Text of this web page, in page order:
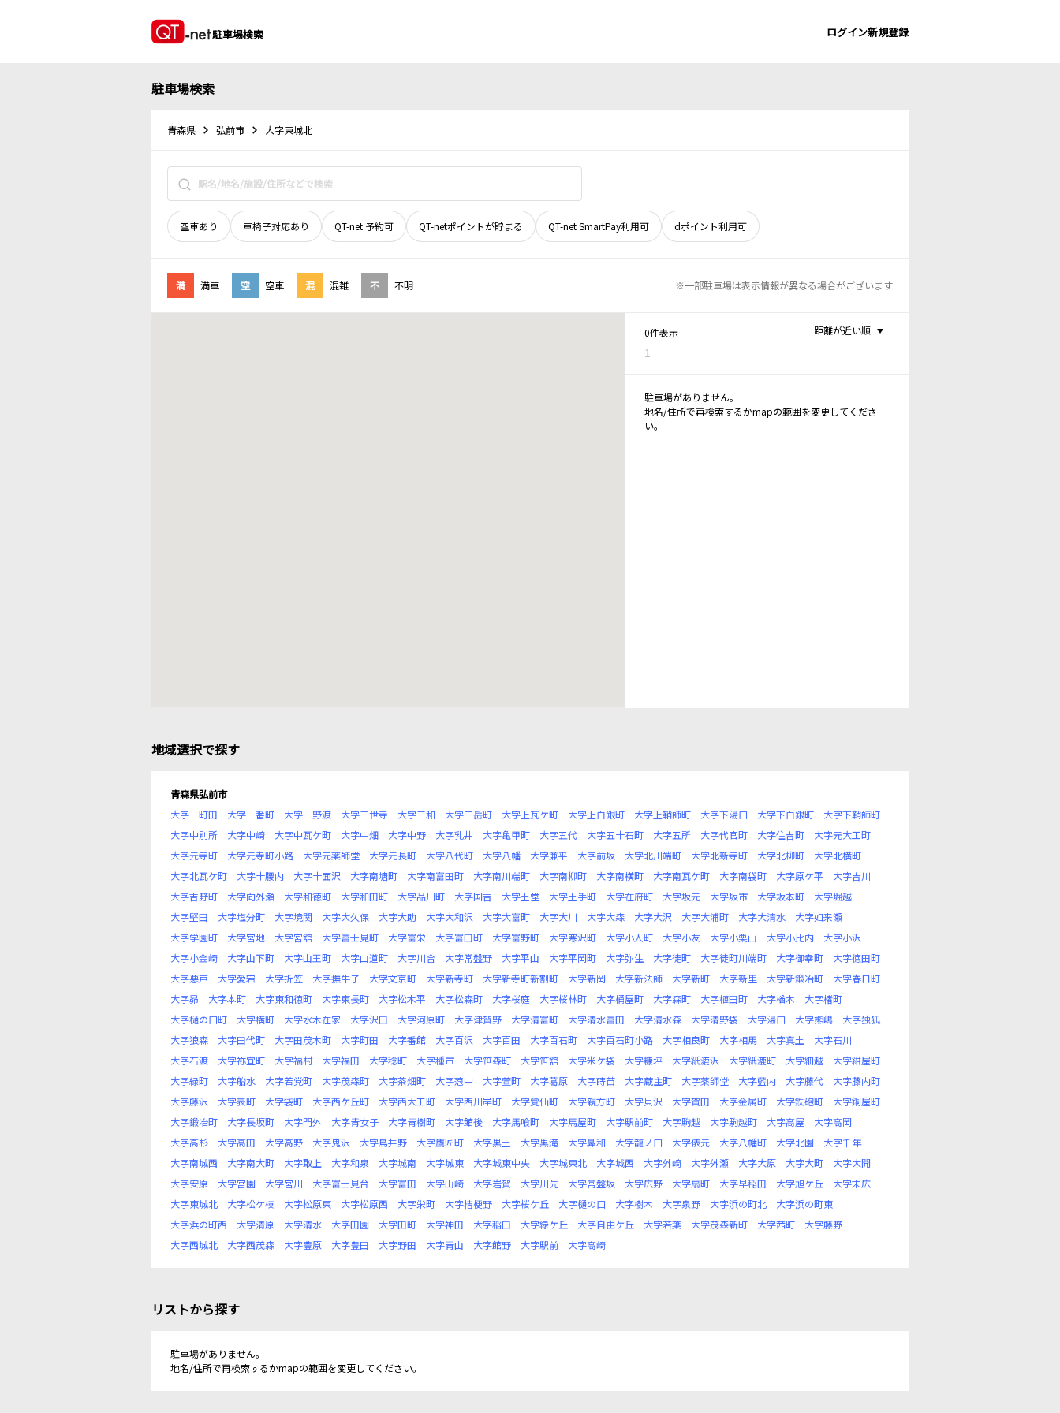
駐車場検索 ログイン新規登録
駐車場検索
青森県 弘前市 大字東城北
空車あり 車椅子対応あり QT-net 予約可 QT-netポイントが貯まる QT-net SmartPay利用可 dポイント利用可
満 満車 空 空車 混 混雑 不 不明 ※一部駐車場は表示情報が異なる場合がございます
0件表示
1
距離が近い順
駐車場がありません。
地名/住所で再検索するかmapの範囲を変更してくださ
い。
地域選択で探す
青森県弘前市
大字一町田
大字一番町 大字一野渡 大字三世寺 大字三和 大字三岳町 大字上瓦ケ町 大字上白銀町 大字上鞘師町 大字下湯口 大字下白銀町
大字下鞘師町
大字中別所
大字中崎 大字中瓦ケ町 大字中畑 大字中野 大字乳井 大字亀甲町 大字五代 大字五十石町 大字五所 大字代官町 大字住吉町
大字元大工町
大字元寺町
大字元寺町小路 大字元薬師堂 大字元長町 大字八代町 大字八幡 大字兼平 大字前坂 大字北川端町 大字北新寺町 大字北柳町
大字北横町
大字北瓦ケ町
大字十腰内 大字十面沢 大字南塘町 大字南富田町 大字南川端町 大字南柳町 大字南横町 大字南瓦ケ町 大字南袋町 大字原ケ平
大字吉川
大字吉野町
大字向外瀬 大字和徳町 大字和田町 大字品川町 大字国吉 大字土堂 大字土手町 大字在府町 大字坂元 大字坂市 大字坂本町
大字堀越
大字堅田
大字塩分町 大字境関 大字大久保 大字大助 大字大和沢 大字大富町 大字大川 大字大森 大字大沢 大字大浦町 大字大清水
大字如来瀬
大字学園町
大字宮地 大字宮舘 大字富士見町 大字富栄 大字富田町 大字富野町 大字寒沢町 大字小人町 大字小友 大字小栗山 大字小比内
大字小沢
大字小金崎
大字山下町 大字山王町 大字山道町 大字川合 大字常盤野 大字平山 大字平岡町 大字弥生 大字徒町 大字徒町川端町 大字御幸町
大字徳田町
大字悪戸
大字愛宕 大字折笠 大字撫牛子 大字文京町 大字新寺町 大字新寺町新割町 大字新岡 大字新法師 大字新町 大字新里 大字新鍛冶町
大字春日町
大字昴
大字本町 大字東和徳町 大字東長町 大字松木平 大字松森町 大字桜庭 大字桜林町 大字桶屋町 大字森町 大字植田町 大字楢木
大字楮町
大字樋の口町
大字横町 大字水木在家 大字沢田 大字河原町 大字津賀野 大字清富町 大字清水富田 大字清水森 大字清野袋 大字湯口 大字熊嶋
大字独狐
大字狼森
大字田代町 大字田茂木町 大字町田 大字番館 大字百沢 大字百田 大字百石町 大字百石町小路 大字相良町 大字相馬 大字真土
大字石川
大字石渡
大字祢宜町 大字福村 大字福田 大字稔町 大字種市 大字笹森町 大字笹舘 大字米ケ袋 大字糠坪 大字紙漉沢 大字紙漉町 大字細越
大字紺屋町
大字緑町
大字船水 大字若党町 大字茂森町 大字茶畑町 大字萢中 大字萱町 大字葛原 大字蒔苗 大字蔵主町 大字薬師堂 大字藍内 大字藤代
大字藤内町
大字藤沢
大字表町 大字袋町 大字西ケ丘町 大字西大工町 大字西川岸町 大字覚仙町 大字親方町 大字貝沢 大字賀田 大字金属町 大字鉄砲町
大字銅屋町
大字鍛冶町
大字長坂町 大字門外 大字青女子 大字青樹町 大字館後 大字馬喰町 大字馬屋町 大字駅前町 大字駒越 大字駒越町 大字高屋
大字高岡
大字高杉
大字高田 大字高野 大字鬼沢 大字鳥井野 大字鷹匠町 大字黒土 大字黒滝 大字鼻和 大字龍ノ口 大字俵元 大字八幡町 大字北園
大字千年
大字南城西
大字南大町 大字取上 大字和泉 大字城南 大字城東 大字城東中央 大字城東北 大字城西 大字外崎 大字外瀬 大字大原 大字大町
大字大開
大字安原
大字宮園 大字宮川 大字富士見台 大字富田 大字山崎 大字岩賀 大字川先 大字常盤坂 大字広野 大字扇町 大字早稲田 大字旭ケ丘
大字末広
大字東城北
大字松ケ枝 大字松原東 大字松原西 大字栄町 大字桔梗野 大字桜ケ丘 大字樋の口 大字樹木 大字泉野 大字浜の町北
大字浜の町東
大字浜の町西
大字清原 大字清水 大字田園 大字田町 大字神田 大字稲田 大字緑ケ丘 大字自由ケ丘 大字若葉 大字茂森新町 大字茜町
大字藤野
大字西城北
大字西茂森 大字豊原 大字豊田 大字野田 大字青山 大字館野 大字駅前 大字高崎
リストから探す
駐車場がありません。
地名/住所で再検索するかmapの範囲を変更してください。